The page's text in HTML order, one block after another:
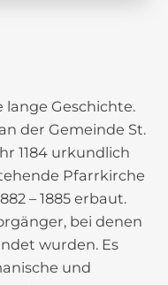
lange Geschichte.
der Gemeinde St.
1184 urkundlich
Pfarrkirche
– 1885 erbaut.
bei denen
wurden. Es
und